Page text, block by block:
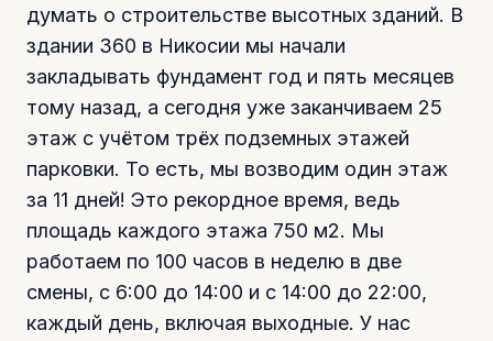
думать о строительстве высотных зданий. В
здании 360 в Никосии мы начали
закладывать фундамент год и пять месяцев
тому назад, а сегодня уже заканчиваем 25
этаж с учётом трёх подземных этажей
парковки. То есть, мы возводим один этаж
за 11 дней! Это рекордное время, ведь
площадь каждого этажа 750 м2. Мы
работаем по 100 часов в неделю в две
смены, с 6:00 до 14:00 и с 14:00 до 22:00,
каждый день, включая выходные. У нас